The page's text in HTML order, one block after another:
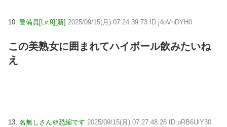
10: 警備員[Lv.9][新] 2025/09/15(月) 07:24:39.73 ID:j4oVnDYH0
この美熟女に囲まれてハイボール飲みたいね
え
13: 名無しさん＠恐縮です 2025/09/15(月) 07:27:48.28 ID:pRB6UlY30